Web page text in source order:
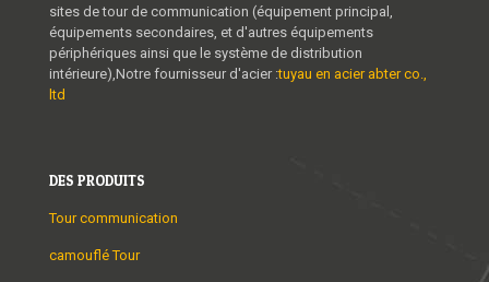
sites de tour de communication (équipement principal,
équipements secondaires, et d'autres équipements
périphériques ainsi que le système de distribution
intérieure),Notre fournisseur d'acier :tuyau en acier abter co.,
ltd
DES PRODUITS
Tour communication
camouflé Tour